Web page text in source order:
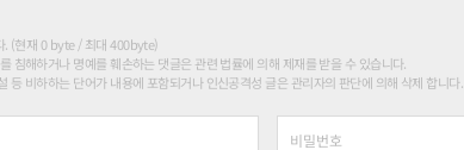
. (현재 0 byte / 최대 400byte)
침해하거나 명예를 훼손하는 댓글은 관련 법률에 의해 제재를 받을 수 있습니다.
등 비하하는 단어가 내용에 포함되거나 인신공격성 글은 관리자의 판단에 의해 삭제 합니다.